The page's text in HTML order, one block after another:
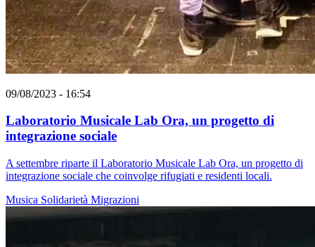
09/08/2023 - 16:54
Laboratorio Musicale Lab Ora, un progetto di
integrazione sociale
A settembre riparte il Laboratorio Musicale Lab Ora, un progetto di
integrazione sociale che coinvolge rifugiati e residenti locali.
Musica Solidarietà Migrazioni